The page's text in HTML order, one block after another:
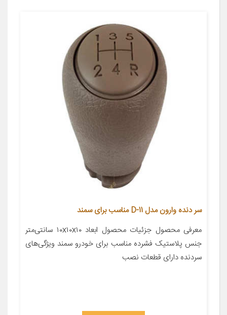
سر دنده وارون مدل D-11 مناسب برای سمند
معرفی محصول جزئیات محصول ابعاد ۱۰x۱۰x۱۰ سانتی‌متر
جنس پلاستیک فشرده مناسب برای خودرو سمند ویژگی‌های
سردنده دارای قطعات نصب